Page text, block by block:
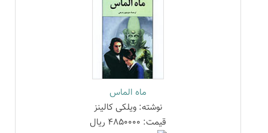
ماه‌ الماس
نوشته: ویلکی کالینز
قیمت: 4850000 ریال